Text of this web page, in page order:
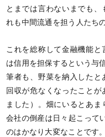
とまでは言わないまでも
れも中間流通を担う人たち
これを総称して金融機能
は信用を担保するという与
筆者も、野菜を納入したと
回収が危なくなったことが
ました）。畑にいるとあま
会社の倒産は日々起こって
のはかなり大変なことです。